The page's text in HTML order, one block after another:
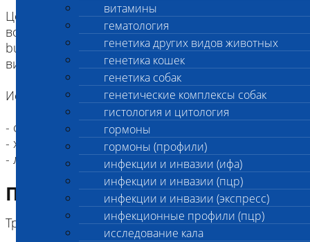
витамины
гематология
генетика других видов животных
генетика кошек
генетика собак
генетические комплексы собак
гистология и цитология
гормоны
гормоны (профили)
инфекции и инвазии (ифа)
инфекции и инвазии (пцр)
инфекции и инвазии (экспресс)
инфекционные профили (пцр)
исследование кала
Цель исследования: выявление ДНК
возбудителей боррелиоза (Borrelia
burgdorferi/garnii/afzelii) без дифференцировки по
видам
Исследование предназначено для:
- собак
- хорьков
- лошадей
Подготовка к исследованию
Требования к пробе: